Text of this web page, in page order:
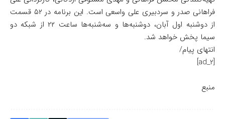
فراهانی صدر و سردبیری علی واسعی است. این برنامه در ۵۲ قسمت
از دوشنبه اول آبان، دوشنبه‌ها و سه‌شنبه‌ها ساعت ۲۲ از شبکه دو
سیما پخش خواهد شد.
انتهای پیام/
[ad_2]
منبع